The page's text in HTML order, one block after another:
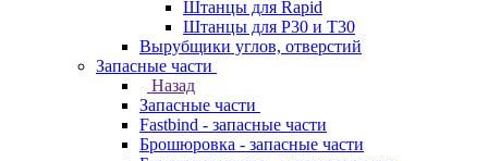
Штанцы для Rapid
Штанцы для Р30 и Т30
Вырубщики углов, отверстий
Запасные части
Назад
Запасные части
Fastbind - запасные части
Брошюровка - запасные части